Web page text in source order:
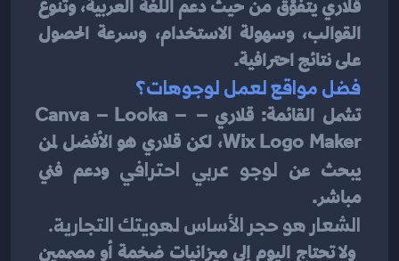
على نتائج احترافية.
فضل مواقع لعمل لوجوهات؟
تشمل القائمة: قلاري – Canva – Looka –
يبحث عن لوجو عربي احترافي
مباشر.
الشعار هو حجر الأساس لهويتك التجارية.